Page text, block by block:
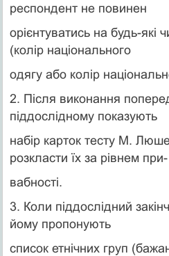
респондент не повинен
орієнтуватись на будь-які
(колір національного
одягу або колір
2. Після виконання
піддослідному показують
набір карток тесту М.
розкласти їх за рівнем при-
вабності.
3. Коли піддослідний
йому пропонують
список етнічних груп